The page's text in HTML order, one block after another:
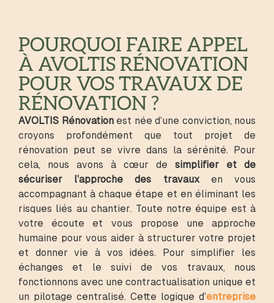
POURQUOI FAIRE APPEL
À AVOLTIS RÉNOVATION
POUR VOS TRAVAUX DE
RÉNOVATION ?
AVOLTIS Rénovationest née d’une conviction, nous
croyons profondément que tout projet de
rénovation peut se vivre dans la sérénité. Pour
cela, nous avons à cœur de simplifier et de
sécuriser l’approche des travauxen vous
accompagnant à chaque étape et en éliminant les
risques liés au chantier. Toute notre équipe est à
votre écoute et vous propose une approche
humaine pour vous aider à structurer votre projet
et donner vie à vos idées. Pour simplifier les
échanges et le suivi de vos travaux, nous
fonctionnons avec une contractualisation unique et
un pilotage centralisé. Cette logique d’entreprise